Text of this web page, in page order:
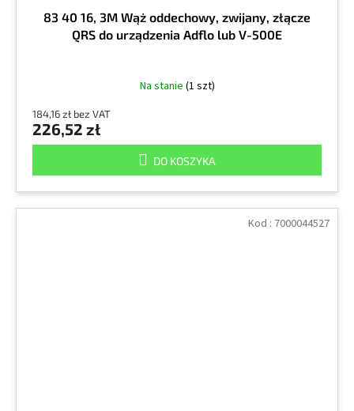
83 40 16, 3M Wąż oddechowy, zwijany, złącze
QRS do urządzenia Adflo lub V-500E
Na stanie (1 szt)
184,16 zł bez VAT
226,52 zł
DO KOSZYKA
Kod : 7000044527